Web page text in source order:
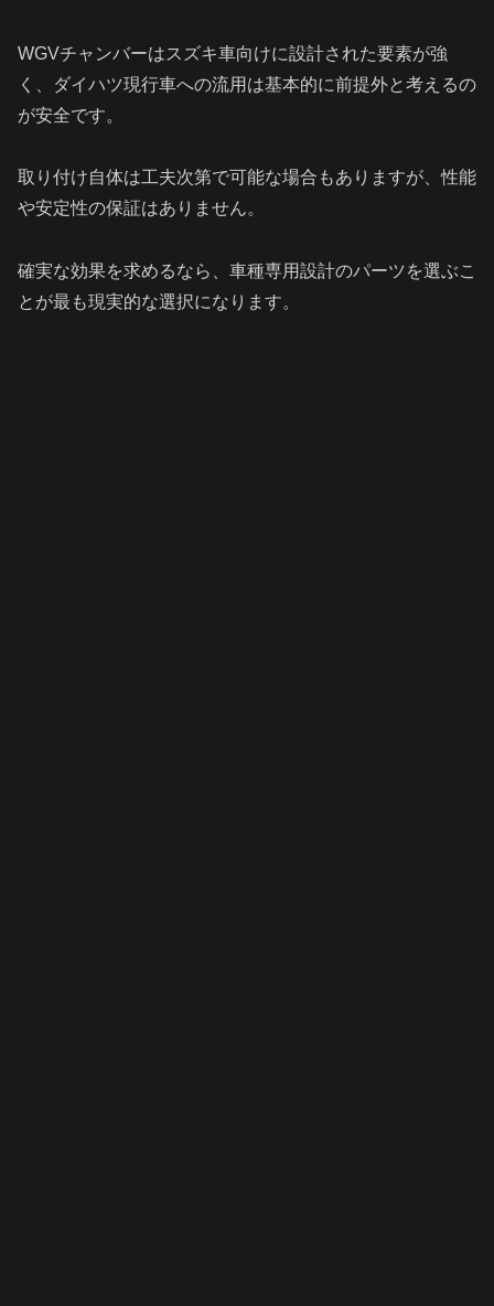
WGVチャンバーはスズキ車向けに設計された要素が強
く、ダイハツ現行車への流用は基本的に前提外と考えるの
が安全です。
取り付け自体は工夫次第で可能な場合もありますが、性能
や安定性の保証はありません。
確実な効果を求めるなら、車種専用設計のパーツを選ぶこ
とが最も現実的な選択になります。